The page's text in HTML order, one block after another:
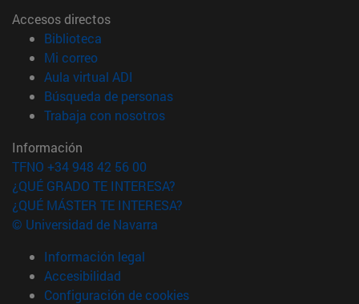
Accesos directos
Biblioteca
Mi correo(abre en nueva ventana)
Aula virtual ADI
Búsqueda de personas(abre en nueva ventana)
Trabaja con nosotros(abre en nueva ventana)
Información
TFNO +34 948 42 56 00
¿QUÉ GRADO TE INTERESA?
¿QUÉ MÁSTER TE INTERESA?
© Universidad de Navarra
Información legal
Accesibilidad
Configuración de cookies